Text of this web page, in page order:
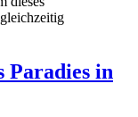
Paradies in